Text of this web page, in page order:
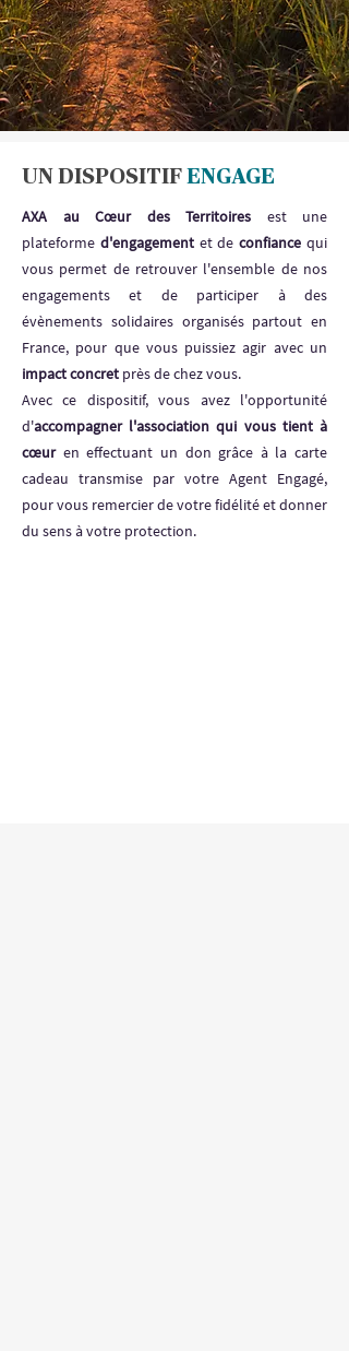
UN DISPOSITIF ENGAGE
AXA au Cœur des Territoires est une
plateforme d'engagementet deconfiance qui
vous permet de retrouver l'ensemble de nos
engagements et de participer à des
évènements solidaires organisés partout en
France, pour que vous puissiez agir avec un
impact concret près de chez vous.
Avec ce dispositif, vous avez l'opportunité
d'accompagner l'association qui vous tient à
cœuren effectuant un don grâce à la carte
cadeau transmise par votre Agent Engagé,
pour vous remercier de votre fidélité et donner
du sens à votre protection.